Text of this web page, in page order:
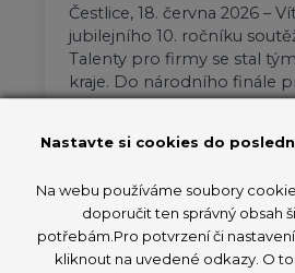
Čestlice, 18. června 2026 –
jubilejního 10. ročníku
Talenty pro firmy se stal
kraje. Do národního finále
Nastavte si cookies do
Na webu používáme soubory
doporučit ten správný obsah
potřebám.Pro potvrzení či
kliknout na uvedené odkazy. O